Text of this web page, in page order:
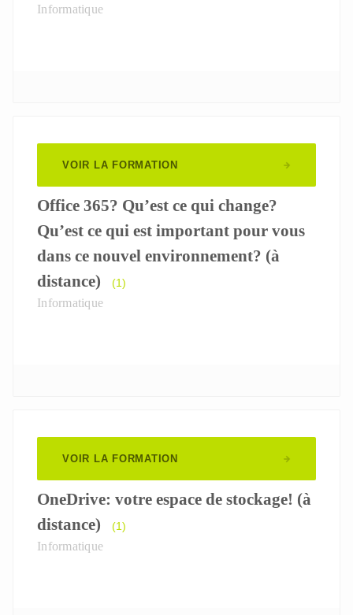
Informatique
VOIR LA FORMATION
Office 365? Qu’est ce qui change?
Qu’est ce qui est important pour vous
dans ce nouvel environnement? (à
distance)
(1)
Informatique
VOIR LA FORMATION
OneDrive: votre espace de stockage! (à
distance)
(1)
Informatique